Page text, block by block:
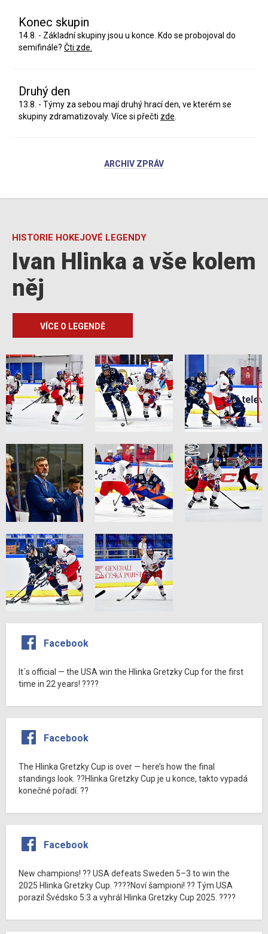
Konec skupin
14.8. - Základní skupiny jsou u konce. Kdo se probojoval do
semifinále? Čti zde.
Druhý den
13.8. - Týmy za sebou mají druhý hrací den, ve kterém se
skupiny zdramatizovaly. Více si přečti zde
ARCHIV ZPRÁV
HISTORIE HOKEJOVÉ LEGENDY
Ivan Hlinka a vše kolem
něj
VÍCE O LEGENDĚ
Facebook
It´s official — the USA win the Hlinka Gretzky Cup for the first
time in 22 years! ????
Facebook
The Hlinka Gretzky Cup is over — here’s how the final
standings look. ??Hlinka Gretzky Cup je u konce, takto vypadá
konečné pořadí. ??
Facebook
New champions! ?? USA defeats Sweden 5–3 to win the
2025 Hlinka Gretzky Cup. ????Noví šampioni! ?? Tým USA
porazil Švédsko 5:3 a vyhrál Hlinka Gretzky Cup 2025. ????